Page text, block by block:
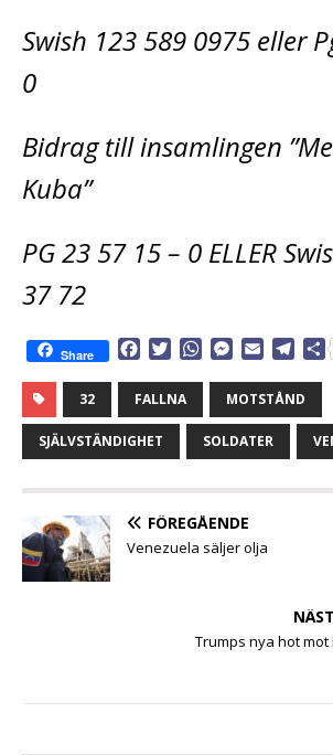
Swish 123 589 0975 eller
0
Bidrag till insamlingen
Kuba”
PG 23 57 15 – 0 ELLER
37 72
Share
c
e
b
o
i
t
e
W
t
s
A
M
s
s
e
n
r
a
i
l
l
e
r
D
32 FALLNA MOTSTÅND
SJÄLVSTÄNDIGHET SOLDATER
FÖREGÅENDE
Venezuela säljer olja
Trumps nya hot mot